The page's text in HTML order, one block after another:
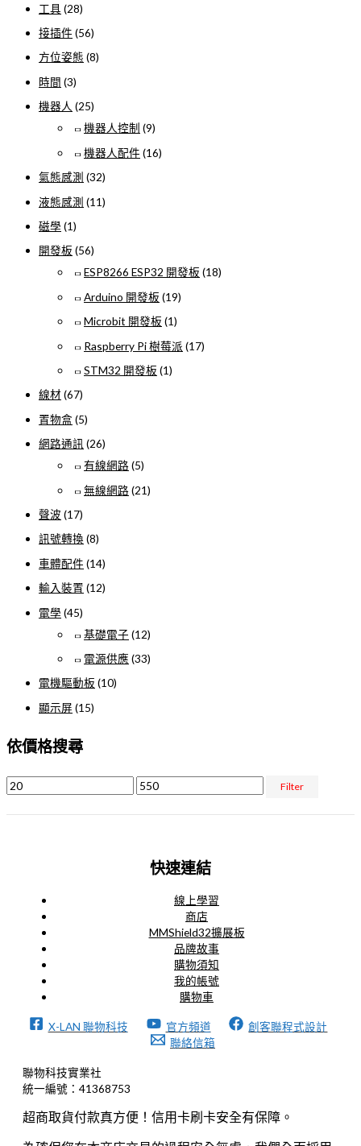
工具 (28)
接插件 (56)
方位姿態 (8)
時間 (3)
機器人 (25)
機器人控制 (9)
機器人配件 (16)
氣態感測 (32)
液態感測 (11)
磁學 (1)
開發板 (56)
ESP8266 ESP32 開發板 (18)
Arduino 開發板 (19)
Microbit 開發板 (1)
Raspberry Pi 樹莓派 (17)
STM32 開發板 (1)
線材(67)
置物盒 (5)
網路通訊 (26)
有線網路 (5)
無線網路 (21)
聲波 (17)
訊號轉換 (8)
車體配件 (14)
輸入裝置 (12)
電學 (45)
基礎電子 (12)
電源供應 (33)
電機驅動板 (10)
顯示屏 (15)
依價格搜尋
Filter
快速連結
線上學習
商店
MMShield32擴展板
品牌故事
購物須知
我的帳號
購物車
X-LAN 聯物科技 官方頻道
創客聯程式設計
聯絡信箱
聯物科技實業社
統一編號：41368753
超商取貨付款真方便！信用卡刷卡安全有保障。